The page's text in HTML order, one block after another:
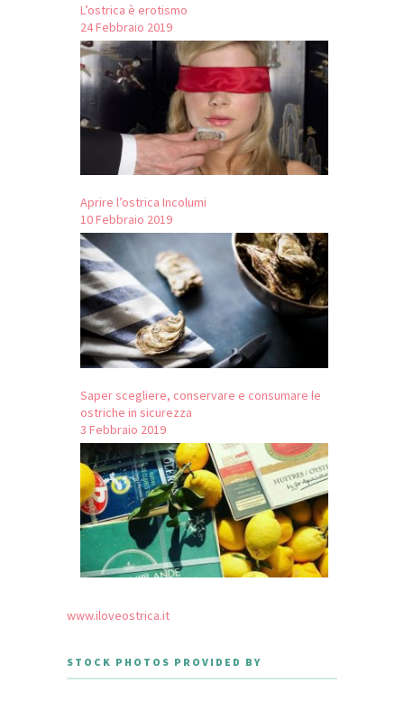
L’ostrica è erotismo
24 Febbraio 2019
Aprire l’ostrica Incolumi
10 Febbraio 2019
Saper scegliere, conservare e consumare le
ostriche in sicurezza
3 Febbraio 2019
www.iloveostrica.it
STOCK PHOTOS PROVIDED BY